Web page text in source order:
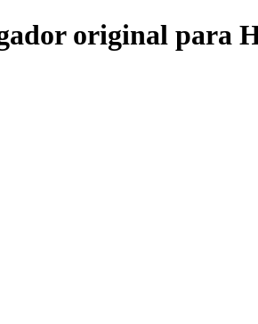
original para